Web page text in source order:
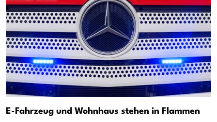
E-Fahrzeug und Wohnhaus stehen in Flammen